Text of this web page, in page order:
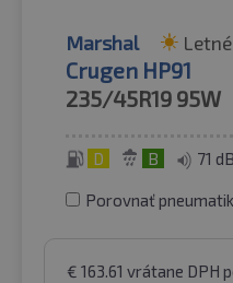
Marshal
Crugen HP91
235/45R19 95W
D B 71 dB
Porovnať
€ 163.61 vrátane DPH